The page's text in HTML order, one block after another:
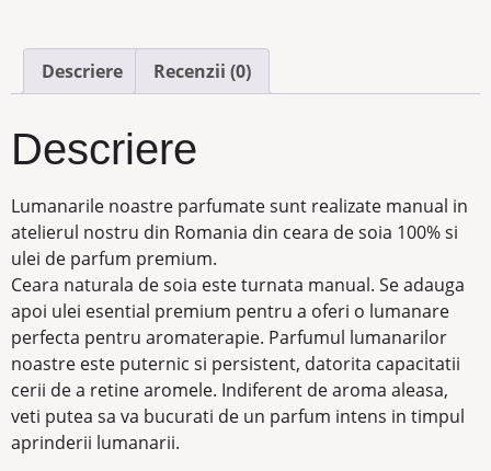
Descriere Recenzii (0)
Descriere
Lumanarile noastre parfumate sunt realizate manual in
atelierul nostru din Romania din ceara de soia 100% si
ulei de parfum premium.
Ceara naturala de soia este turnata manual. Se adauga
apoi ulei esential premium pentru a oferi o lumanare
perfecta pentru aromaterapie. Parfumul lumanarilor
noastre este puternic si persistent, datorita capacitatii
cerii de a retine aromele. Indiferent de aroma aleasa,
veti putea sa va bucurati de un parfum intens in timpul
aprinderii lumanarii.